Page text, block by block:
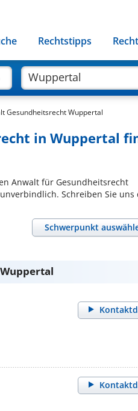
Rechtstipps
Gesundheitsrecht Wuppertal
in Wuppertal
Anwalt für Gesundheitsrecht
Schreiben Sie uns
Schwerpunkt